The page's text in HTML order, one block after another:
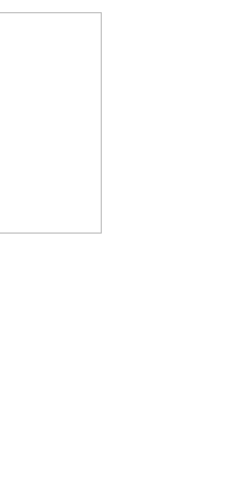
ve iskelet sistemini öğretir.